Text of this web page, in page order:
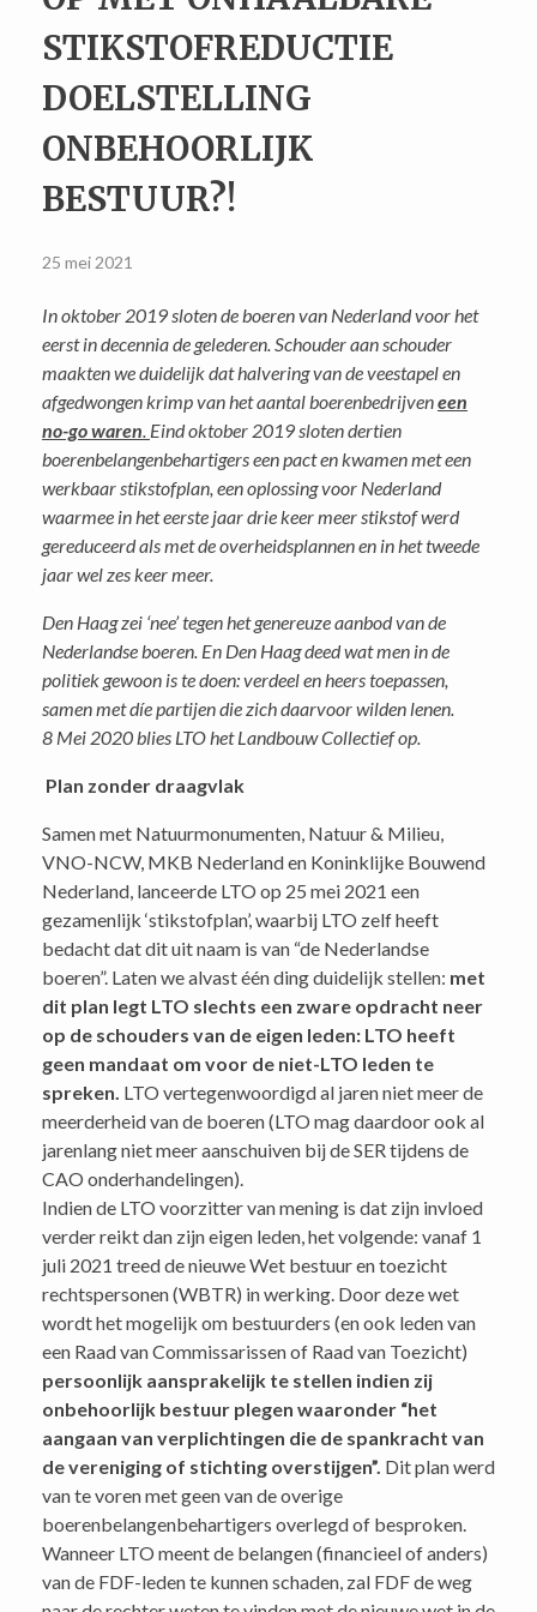
STIKSTOFREDUCTIE
DOELSTELLING
ONBEHOORLIJK
BESTUUR?!
25 mei 2021
In oktober 2019 sloten de boeren van Nederland voor het
eerst in decennia de gelederen. Schouder aan schouder
maakten we duidelijk dat halvering van de veestapel en
afgedwongen krimp van het aantal boerenbedrijveneen
no-go waren Eind oktober 2019 sloten dertien
boerenbelangenbehartigers een pact en kwamen met een
werkbaar stikstofplan, een oplossing voor Nederland
waarmee in het eerste jaar drie keer meer stikstof werd
gereduceerd als met de overheidsplannen en in het tweede
jaar wel zes keer meer.
Den Haag zei ‘nee’ tegen het genereuze aanbod van de
Nederlandse boeren. En Den Haag deed wat men in de
politiek gewoon is te doen: verdeel en heers toepassen,
samen met díe partijen die zich daarvoor wilden lenen.
8 Mei 2020 blies LTO het Landbouw Collectief op.
Plan zonder draagvlak
Samen met Natuurmonumenten, Natuur & Milieu,
VNO-NCW, MKB Nederland en Koninklijke Bouwend
Nederland, lanceerde LTO op 25 mei 2021 een
gezamenlijk ‘stikstofplan’, waarbij LTO zelf heeft
bedacht dat dit uit naam is van “de Nederlandse
boeren”. Laten we alvast één ding duidelijk stellen: met
dit plan legt LTO slechts een zware opdracht neer
op de schouders van de eigen leden: LTO heeft
geen mandaat om voor de niet-LTO leden te
spreken. LTO vertegenwoordigd al jaren niet meer de
meerderheid van de boeren (LTO mag daardoor ook al
jarenlang niet meer aanschuiven bij de SER tijdens de
CAO onderhandelingen).
Indien de LTO voorzitter van mening is dat zijn invloed
verder reikt dan zijn eigen leden, het volgende: vanaf 1
juli 2021 treed de nieuwe Wet bestuur en toezicht
rechtspersonen (WBTR) in werking. Door deze wet
wordt het mogelijk om bestuurders (en ook leden van
een Raad van Commissarissen of Raad van Toezicht)
persoonlijk aansprakelijk te stellen indien zij
onbehoorlijk bestuur plegen waaronder “het
aangaan van verplichtingen die de spankracht van
de vereniging of stichting overstijgen”. Dit plan werd
van te voren met geen van de overige
boerenbelangenbehartigers overlegd of besproken.
Wanneer LTO meent de belangen (financieel of anders)
van de FDF-leden te kunnen schaden, zal FDF de weg